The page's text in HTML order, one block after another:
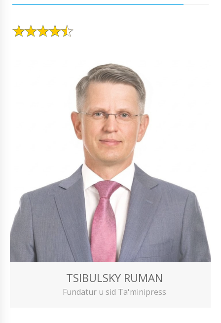
TSIBULSKY RUMAN
Fundatur u sid Ta'minipress